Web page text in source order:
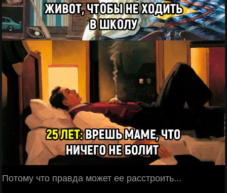
Потому что правда может ее расстроить...